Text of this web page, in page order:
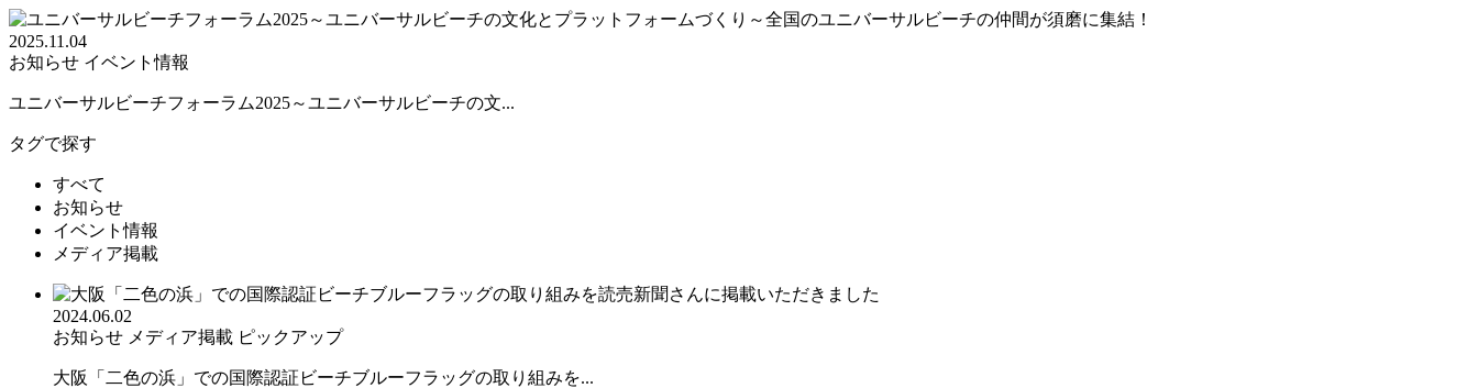
2025.11.04
お知らせ イベント情報
ユニバーサルビーチフォーラム2025～ユニバーサルビーチの文...
タグで探す
すべて
お知らせ
イベント情報
メディア掲載
2024.06.02
お知らせ メディア掲載 ピックアップ
大阪「二色の浜」での国際認証ビーチブルーフラッグの取り組みを...